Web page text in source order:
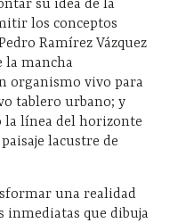
su idea de la
los conceptos
Ramírez Vázquez
la mancha
organismo vivo para
tablero urbano; y
la línea del horizonte
lacustre de
una realidad
inmediatas que dibuja